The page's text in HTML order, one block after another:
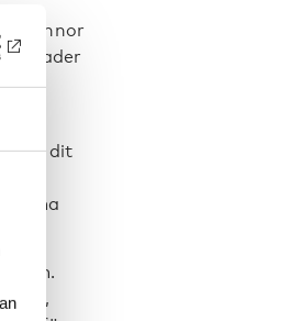
kvinnor
dit
oro,